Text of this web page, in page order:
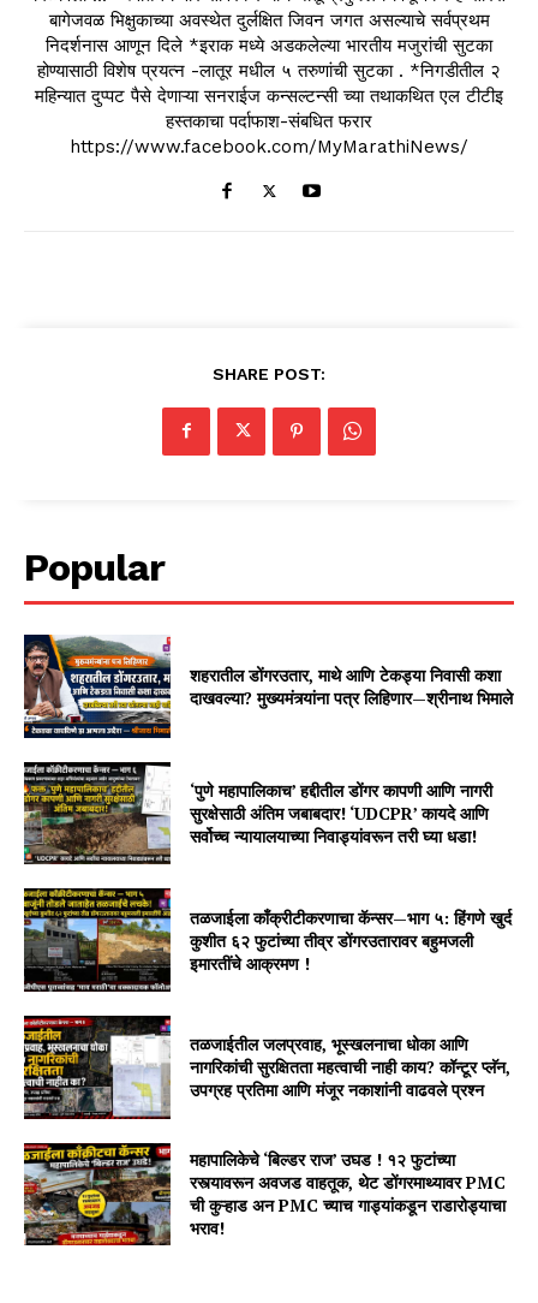
बागेजवळ भिक्षुकाच्या अवस्थेत दुर्लक्षित जिवन जगत असल्याचे सर्वप्रथम
निदर्शनास आणून दिले *इराक मध्ये अडकलेल्या भारतीय मजुरांची सुटका
होण्यासाठी विशेष प्रयत्न -लातूर मधील ५ तरुणांची सुटका . *निगडीतील २
महिन्यात दुप्पट पैसे देणाऱ्या सनराईज कन्सल्टन्सी च्या तथाकथित एल टीटीइ
हस्तकाचा पर्दाफाश-संबधित फरार
https://www.facebook.com/MyMarathiNews/
SHARE POST:
Popular
शहरातील डोंगरउतार, माथे आणि टेकड्या निवासी कशा
दाखवल्या? मुख्यमंत्र्यांना पत्र लिहिणार—श्रीनाथ भिमाले
‘पुणे महापालिकाच’ हद्दीतील डोंगर कापणी आणि नागरी
सुरक्षेसाठी अंतिम जबाबदार! ‘UDCPR’ कायदे आणि
सर्वोच्च न्यायालयाच्या निवाड्यांवरून तरी घ्या धडा!
तळजाईला काँक्रीटीकरणाचा कॅन्सर—भाग ५: हिंगणे खुर्द
कुशीत ६२ फुटांच्या तीव्र डोंगरउतारावर बहुमजली
इमारतींचे आक्रमण !
तळजाईतील जलप्रवाह, भूस्खलनाचा धोका आणि
नागरिकांची सुरक्षितता महत्वाची नाही काय? कॉन्टूर प्लॅन,
उपग्रह प्रतिमा आणि मंजूर नकाशांनी वाढवले प्रश्न
महापालिकेचे ‘बिल्डर राज’ उघड ! १२ फुटांच्या
रस्त्यावरून अवजड वाहतूक, थेट डोंगरमाथ्यावर PMC
ची कुऱ्हाड अन PMC च्याच गाड्यांकडून राडारोड्याचा
भराव!